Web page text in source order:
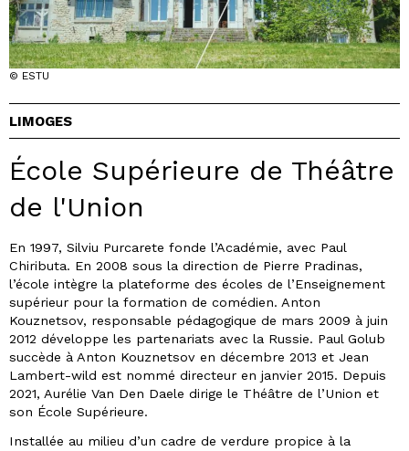
© ESTU
LIMOGES
École Supérieure de Théâtre
de l'Union
En 1997, Silviu Purcarete fonde l’Académie, avec Paul
Chiributa. En 2008 sous la direction de Pierre Pradinas,
l’école intègre la plateforme des écoles de l’Enseignement
supérieur pour la formation de comédien. Anton
Kouznetsov, responsable pédagogique de mars 2009 à juin
2012 développe les partenariats avec la Russie. Paul Golub
succède à Anton Kouznetsov en décembre 2013 et Jean
Lambert-wild est nommé directeur en janvier 2015. Depuis
2021, Aurélie Van Den Daele dirige le Théâtre de l’Union et
son École Supérieure.
Installée au milieu d’un cadre de verdure propice à la